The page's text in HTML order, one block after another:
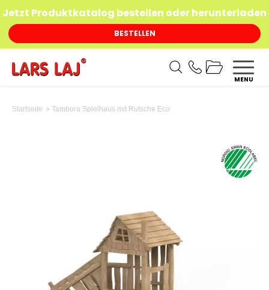
Jetzt Produktkatalog bestellen oder herunterladen
BESTELLEN
MENU
Startseite Tambora Spielhaus mit Rutsche Eco